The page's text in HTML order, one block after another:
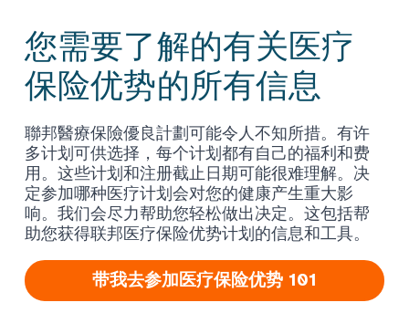
您需要了解的有关医疗
保险优势的所有信息
聯邦醫療保險優良計劃可能令人不知所措。有许
多计划可供选择，每个计划都有自己的福利和费
用。这些计划和注册截止日期可能很难理解。决
定参加哪种医疗计划会对您的健康产生重大影
响。我们会尽力帮助您轻松做出决定。这包括帮
助您获得联邦医疗保险优势计划的信息和工具。
带我去参加医疗保险优势 101